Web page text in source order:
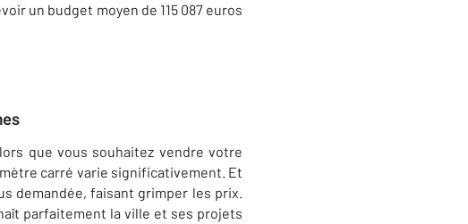
un budget moyen de 115 087 euros
que vous souhaitez vendre votre
mètre carré varie significativement. Et
demandée, faisant grimper les prix.
parfaitement la ville et ses projets